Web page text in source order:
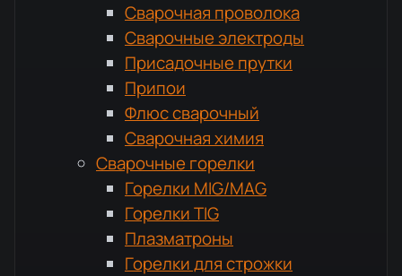
Сварочная проволока
Сварочные электроды
Присадочные прутки
Припои
Флюс сварочный
Сварочная химия
Сварочные горелки
Горелки MIG/MAG
Горелки TIG
Плазматроны
Горелки для строжки